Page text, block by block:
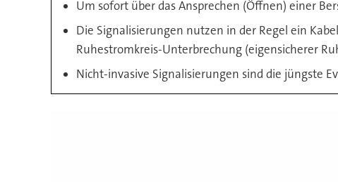
Um sofort über das Ansprechen (Öffnen) einer
Die Signalisierungen nutzen in der Regel ein
Ruhestromkreis-Unterbrechung (eigensicherer
Nicht-invasive Signalisierungen sind die jüngste